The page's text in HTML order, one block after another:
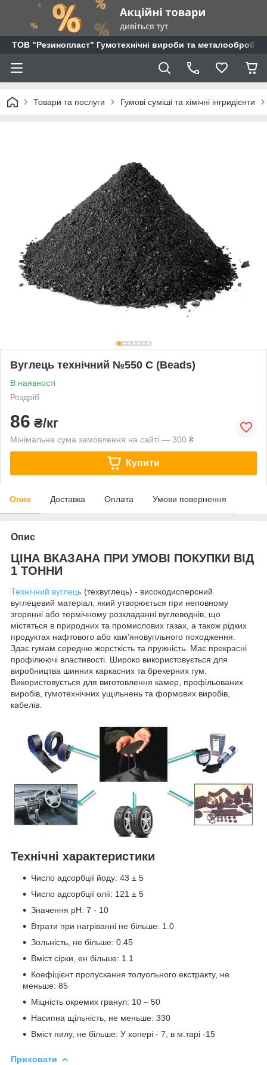
ТОВ "Резинопласт" Гумотехнічні вироби та металообробка
Товари та послуги Гумові суміші та хімічні інгридієнти
Вуглець технічний №550 C (Beads)
В наявності
Роздріб
86 ₴/кг
Мінімальна сума замовлення на сайті — 300 ₴
Купити
Опис Доставка Оплата Умови повернення
Опис
ЦІНА ВКАЗАНА ПРИ УМОВІ ПОКУПКИ ВІД
1 ТОННИ
Технічний вуглець (техвуглець) - високодисперсний
вуглецевий матеріал, який утворюється при неповному
згорянні або термічному розкладанні вуглеводнів, що
містяться в природних та промислових газах, а також рідких
продуктах нафтового або кам'яновугільного походження.
Здає гумам середню жорсткість та пружність. Має прекрасні
профілюючі властивості. Широко використовується для
виробництва шинних каркасних та брекерних гум.
Використовується для виготовлення камер, профільованих
виробів, гумотехнічних ущільнень та формових виробів,
кабелів.
Технічні характеристики
Число адсорбції йоду: 43 ± 5
Число адсорбції олії: 121 ± 5
Значення рН: 7 - 10
Втрати при нагріванні не більше: 1.0
Зольність, не більше: 0.45
Вміст сірки, ен більше: 1.1
Коефіцієнт пропускання толуольного екстракту, не
меньше: 85
Міцність окремих гранул: 10 – 50
Насипна щільність, не меньше: 330
Вміст пилу, не більше: У хопері - 7, в м.тарі -15
Приховати